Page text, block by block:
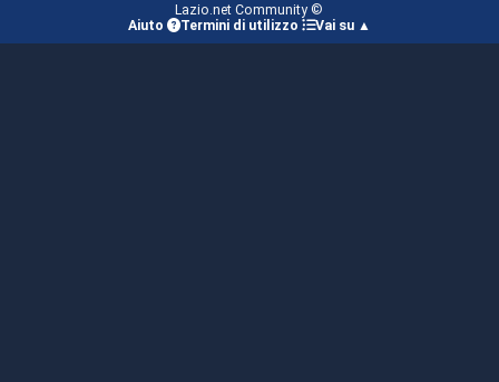
Lazio.net Community ©
Aiuto
Termini di utilizzo Vai su ▲